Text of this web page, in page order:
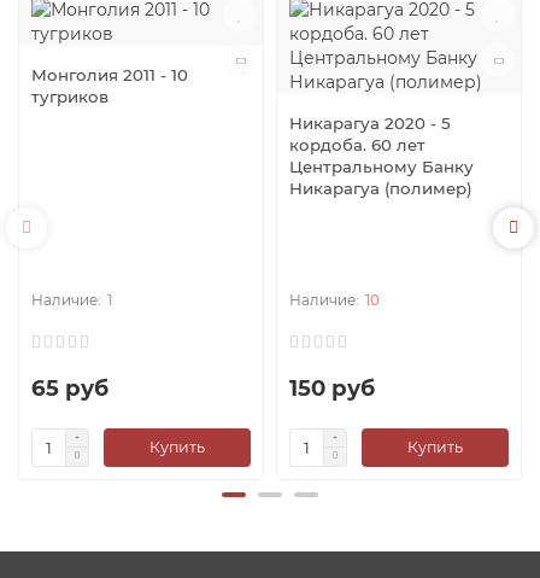
Монголия 2011 - 10
тугриков
1
65 руб
Купить
Никарагуа 2020 - 5
кордоба. 60 лет
Центральному Банку
Никарагуа (полимер)
10
150 руб
Купить